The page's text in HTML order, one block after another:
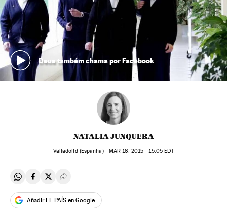
Deus também chama por Facebook
NATALIA JUNQUERA
Valladolid (Espanha) - MAR 16, 2015 - 15:05EDT
Compartir en Whatsapp
Compartir en Facebook
Compartir en Twitter
Desplegar Redes Sociales
Añadir EL PAÍS en Google